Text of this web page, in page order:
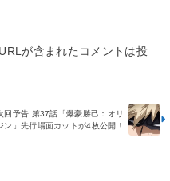
が含まれたコメントは投
回予告 第37話「爆豪勝己：オリ
ン」先行場面カットが4枚公開！